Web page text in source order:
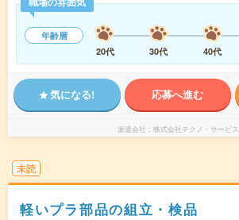
年齢層
20代
30代 40代
気になる! 応募へ進む
派遣会社 株式会社テクノ・サービス
未読
軽いプラ部品の組立・検品